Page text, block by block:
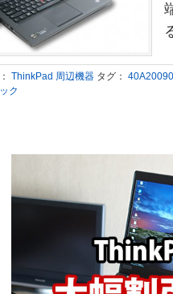
ThinkPad 周辺機器 タグ：
ク